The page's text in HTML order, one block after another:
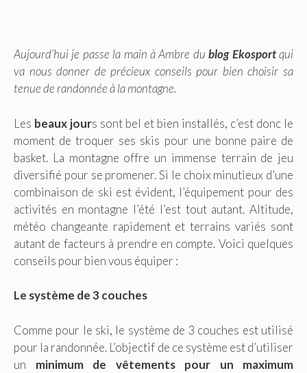
Aujourd’hui je passe la main à Ambre dublog Ekosportqui
va nous donner de précieux conseils pour bien choisir sa
tenue de randonnée à la montagne.
Les beaux jours sont bel et bien installés, c’est donc le
moment de troquer ses skis pour une bonne paire de
basket. La montagne offre un immense terrain de jeu
diversifié pour se promener. Si le choix minutieux d’une
combinaison de ski est évident, l’équipement pour des
activités en montagne l’été l’est tout autant. Altitude,
météo changeante rapidement et terrains variés sont
autant de facteurs à prendre en compte. Voici quelques
conseils pour bien vous équiper :
Le système de 3 couches
Comme pour le ski, le système de 3 couches est utilisé
pour la randonnée. L’objectif de ce système est d’utiliser
un minimum de vêtements pour un maximum